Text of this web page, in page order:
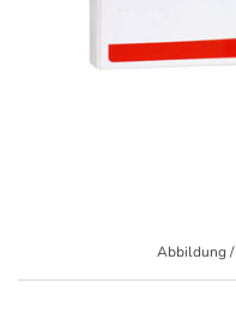
Diabetes
Mutter & Kind
Geschenkideen
Reiseapotheke
Fragen und
Beliebte Beiträge
5% Extra Cash
Evolsin DealsAbbildung /